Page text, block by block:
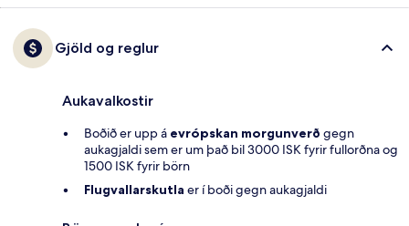
Gjöld og reglur
Aukavalkostir
Boðið er upp á evrópskan morgunverð gegn
aukagjaldi sem er um það bil 3000 ISK fyrir fullorðna og
1500 ISK fyrir börn
Flugvallarskutla er í boði gegn aukagjaldi